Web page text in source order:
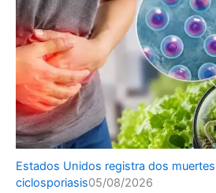
Estados Unidos registra dos
ciclosporiasis05/08/2026